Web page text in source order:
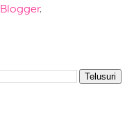
Blogger.